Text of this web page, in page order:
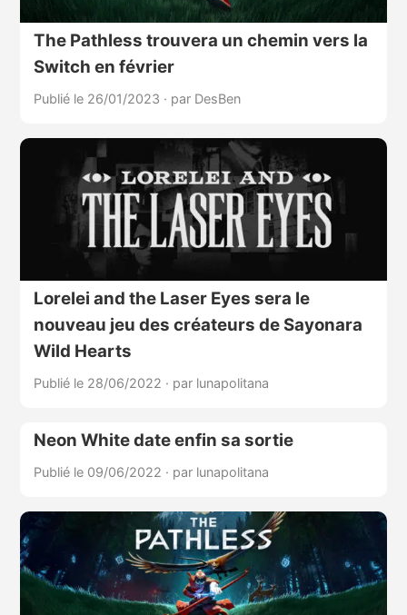
The Pathless trouvera un chemin vers la
Switch en février
Publié le 26/01/2023 · par DesBen
Lorelei and the Laser Eyes sera le
nouveau jeu des créateurs de Sayonara
Wild Hearts
Publié le 28/06/2022 · par lunapolitana
Neon White date enfin sa sortie
Publié le 09/06/2022 · par lunapolitana